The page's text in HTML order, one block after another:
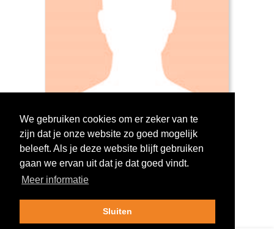
Log in om te stemmen!
We gebruiken cookies om er zeker van te
zijn dat je onze website zo goed mogelijk
beleeft. Als je deze website blijft gebruiken
gaan we ervan uit dat je dat goed vindt.
Meer informatie
Sluiten